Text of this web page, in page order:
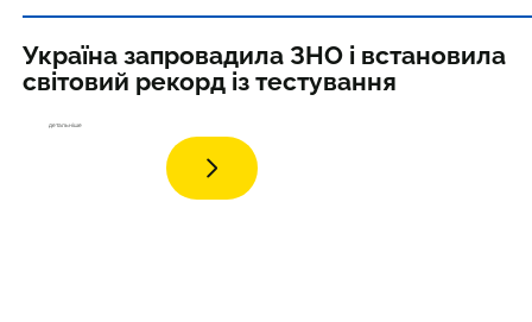
Україна запровадила ЗНО і встановила
світовий рекорд із тестування
детальніше